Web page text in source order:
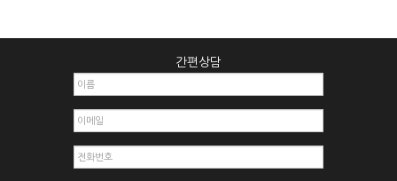
간편상담